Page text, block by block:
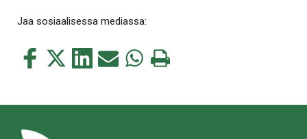
Jaa sosiaalisessa mediassa:
Jaa
Jaa
Jaa Jaa Jaa Tulosta